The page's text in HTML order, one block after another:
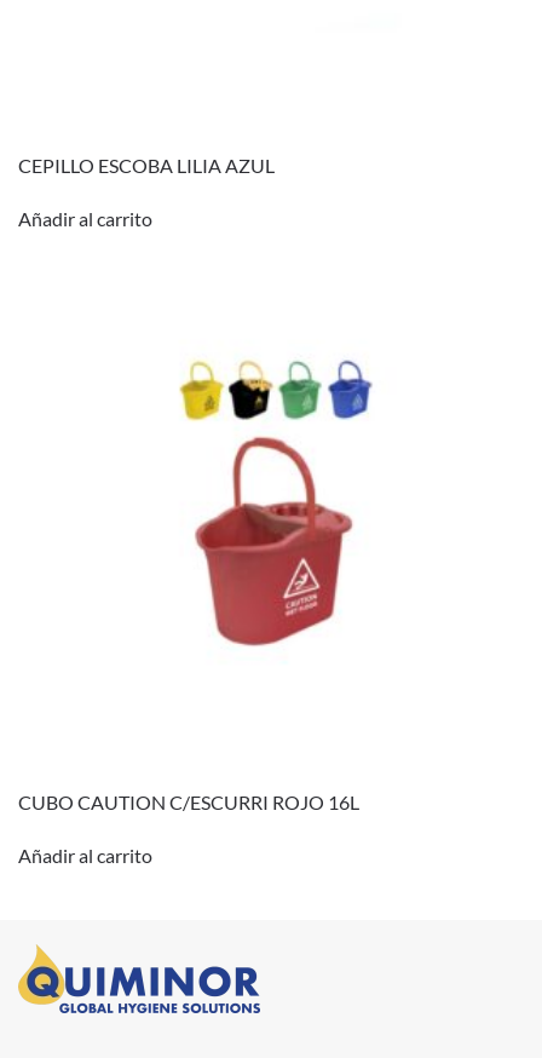
CEPILLO ESCOBA LILIA AZUL
Añadir al carrito
CUBO CAUTION C/ESCURRI ROJO 16L
Añadir al carrito